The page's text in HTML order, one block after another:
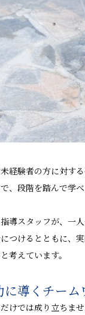
経験者の方に対す
、段階を踏んで学
導スタッフが、一
つけるとともに、
考えています。
に導くチーム
けでは成り立ちませ